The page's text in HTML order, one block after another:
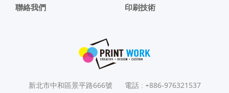
聯絡我們 印刷技術
新北市中和區景平路666號 電話 : +886-976321537